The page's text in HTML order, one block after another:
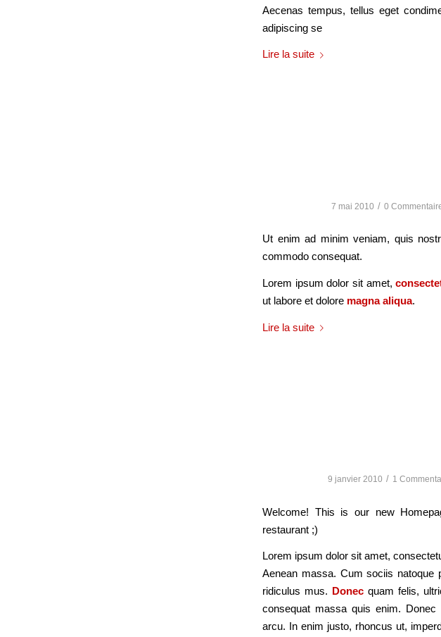
Aecenas tempus, tellus eget
adipiscing se
Lire la suite
7 mai 2010 / 0
Ut enim ad minim veniam, quis
commodo consequat.
Lorem ipsum dolor sit amet,
ut labore et dolore magna aliqua.
Lire la suite
9 janvier 2010 / 1
Welcome! This is our new
restaurant ;)
Lorem ipsum dolor sit amet,
Aenean massa. Cum sociis natoque
ridiculus mus. Donec quam felis,
consequat massa quis enim.
arcu. In enim justo, rhoncus ut,